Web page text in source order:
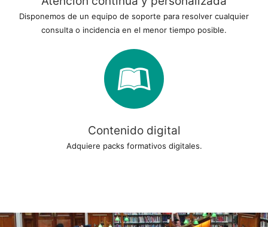
Disponemos de un equipo de soporte para resolver cualquier
consulta o incidencia en el menor tiempo posible.
Contenido digital
Adquiere packs formativos digitales.